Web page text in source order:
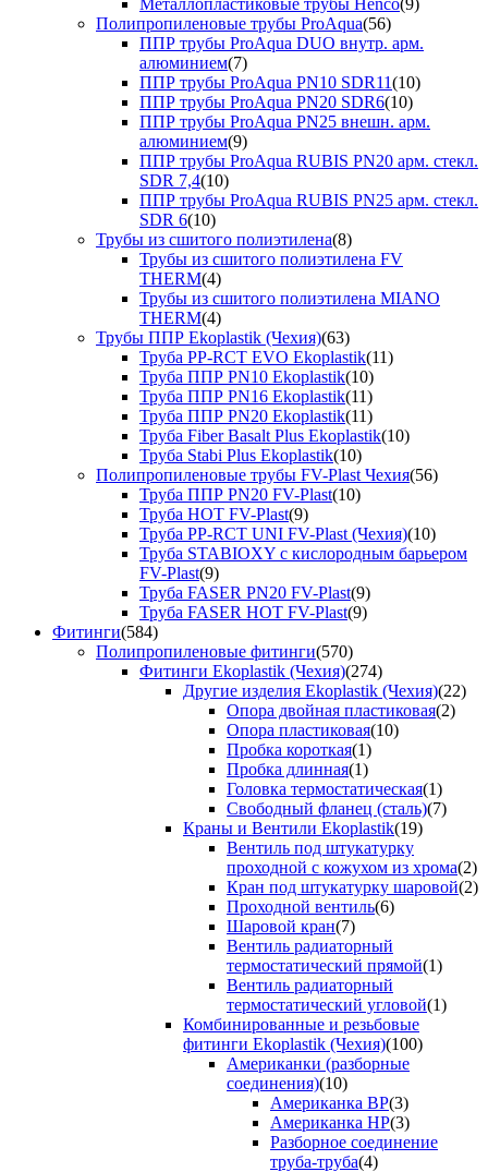
Металлопластиковые трубы Henco(9)
Полипропиленовые трубы ProAqua(56)
ППР трубы ProAqua DUO внутр. арм.
алюминием(7)
ППР трубы ProAqua PN10 SDR11(10)
ППР трубы ProAqua PN20 SDR6(10)
ППР трубы ProAqua PN25 внешн. арм.
алюминием(9)
ППР трубы ProAqua RUBIS PN20 арм. стекл.
SDR 7,4(10)
ППР трубы ProAqua RUBIS PN25 арм. стекл.
SDR 6(10)
Трубы из сшитого полиэтилена(8)
Трубы из сшитого полиэтилена FV
THERM(4)
Трубы из сшитого полиэтилена MIANO
THERM(4)
Трубы ППР Ekoplastik (Чехия)(63)
Труба PP-RCT EVO Ekoplastik(11)
Труба ППР PN10 Ekoplastik(10)
Труба ППР PN16 Ekoplastik(11)
Труба ППР PN20 Ekoplastik(11)
Труба Fiber Basalt Plus Ekoplastik(10)
Труба Stabi Plus Ekoplastik(10)
Полипропиленовые трубы FV-Plast Чехия(56)
Труба ППР PN20 FV-Plast(10)
Труба HOT FV-Plast(9)
Труба PP-RCT UNI FV-Plast (Чехия)(10)
Труба STABIOXY с кислородным барьером
FV-Plast(9)
Труба FASER PN20 FV-Plast(9)
Труба FASER HOT FV-Plast(9)
Фитинги(584)
Полипропиленовые фитинги(570)
Фитинги Ekoplastik (Чехия)(274)
Другие изделия Ekoplastik (Чехия)(22)
Опора двойная пластиковая(2)
Опора пластиковая(10)
Пробка короткая(1)
Пробка длинная(1)
Головка термостатическая(1)
Свободный фланец (сталь)(7)
Краны и Вентили Ekoplastik(19)
Вентиль под штукатурку
проходной с кожухом из хрома(2)
Кран под штукатурку шаровой(2)
Проходной вентиль(6)
Шаровой кран(7)
Вентиль радиаторный
термостатический прямой(1)
Вентиль радиаторный
термостатический угловой(1)
Комбинированные и резьбовые
фитинги Ekoplastik (Чехия)(100)
Американки (разборные
соединения)(10)
Американка ВР(3)
Американка НР(3)
Разборное соединение
труба-труба(4)